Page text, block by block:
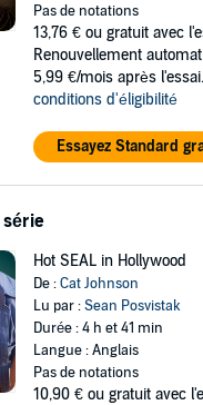
Pas de notations
13,76 € ou gratuit avec
Renouvellement
5,99 €/mois après l'essai.
conditions d'éligibilité
Essayez Standard
série
Hot SEAL in Hollywood
De :Cat Johnson
Lu par :Sean Posvistak
Durée : 4 h et 41 min
Langue : Anglais
Pas de notations
10,90 € ou gratuit avec